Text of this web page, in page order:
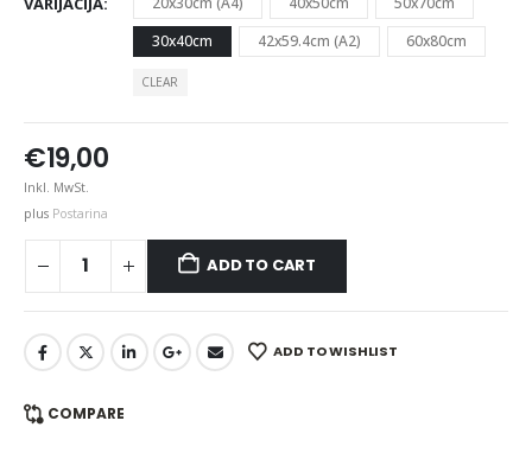
30x40cm
42x59.4cm (A2) 60x80cm
CLEAR
€19,00
Inkl. MwSt.
plus Postarina
ADD TO CART
ADD TO WISHLIST
COMPARE